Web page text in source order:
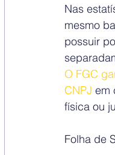
Nas
mesmo
possuir
O FGC
CNPJ em
física ou
Folha de